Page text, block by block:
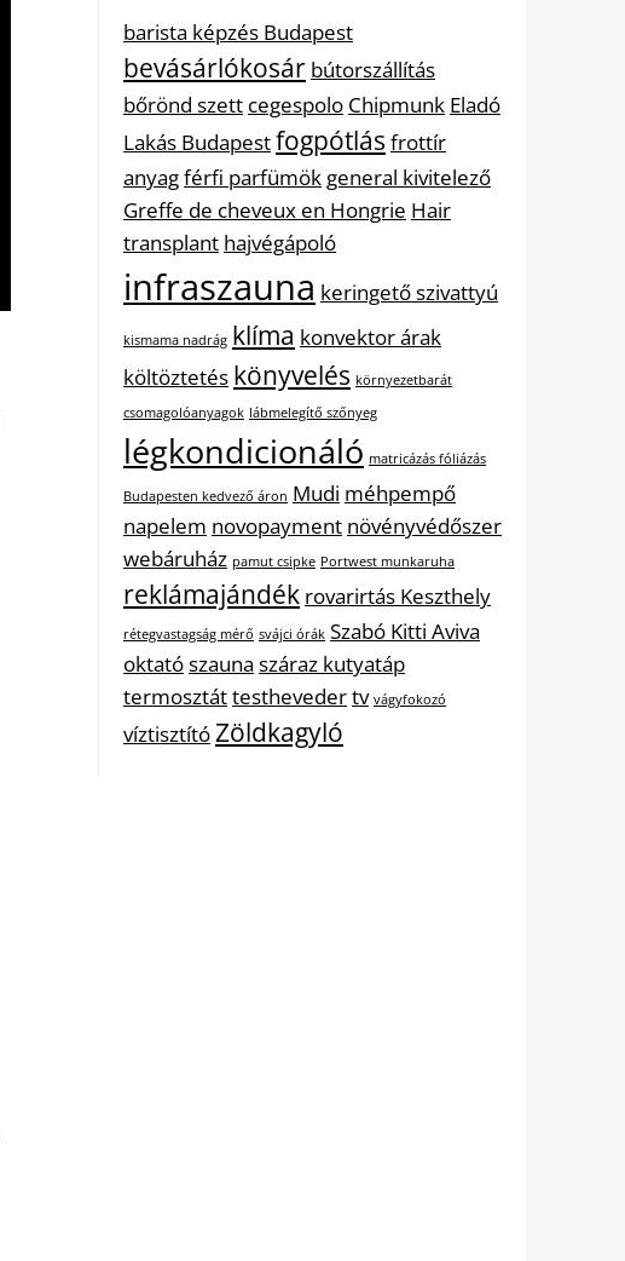
barista képzés Budapest
bevásárlókosár bútorszállítás
bőrönd szett cegespolo Chipmunk Eladó
Lakás Budapestfogpótlás frottír
anyagférfi parfümök general kivitelező
Greffe de cheveux en Hongrie Hair
transplant hajvégápoló
infraszauna keringető szivattyú
kismama nadrág klíma konvektor árak
költöztetés könyvelés környezetbarát
csomagolóanyagok lábmelegítő szőnyeg
légkondicionáló matricázás fóliázás
Budapesten kedvező áron Mudi méhpempő
napelem novopayment növényvédőszer
webáruház pamut csipke Portwest munkaruha
reklámajándék rovarirtás Keszthely
rétegvastagság mérő svájci órák Szabó Kitti Aviva
oktatószauna száraz kutyatáp
termosztáttesthevedertv vágyfokozó
víztisztítóZöldkagyló